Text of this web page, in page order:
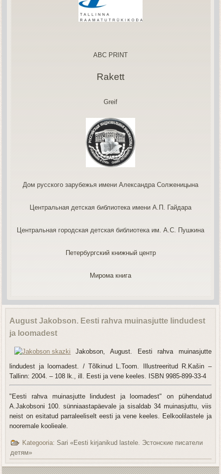
ABC PRINT
Rakett
Greif
Дом русского зарубежья имени Александра Солженицына
Центральная детская библиотека имени А.П. Гайдара
Центральная городская детская библиотека им. А.С. Пушкина
Петербургский книжный центр
Мирома книга
August Jakobson. Eesti rahva muinasjutte lindudest
ja loomadest
Jakobson, August. Eesti rahva muinasjutte
lindudest ja loomadest. / Tõlkinud L.Toom. Illustreeritud R.Kašin –
Tallinn: 2004. – 108 lk., ill. Eesti ja vene keeles. ISBN 9985-899-33-4
"Eesti rahva muinasjutte lindudest ja loomadest" on pühendatud
A.Jakobsoni 100. sünniaastapäevale ja sisaldab 34 muinasjuttu, viis
neist on esitatud parraleeliselt eesti ja vene keeles
Eelkoolilastele ja
nooremale koolieale.
Kategooria:Sari «Eesti kirjanikud lastele. Эстонские писатели
детям»